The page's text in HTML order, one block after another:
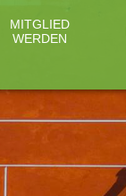
MITGLIED
WERDEN